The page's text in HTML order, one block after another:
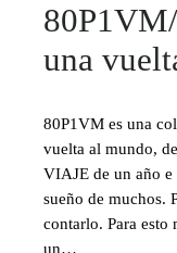
una
80P1VM es una
vuelta al mundo,
VIAJE de un año e
sueño de muchos.
contarlo. Para esto
un…